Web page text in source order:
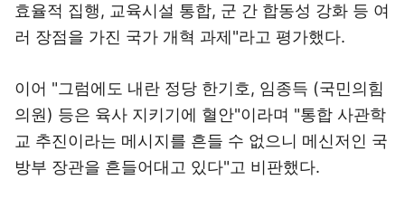
효율적 집행, 교육시설 통합, 군 간 합동성 강화 등 여
러 장점을 가진 국가 개혁 과제"라고 평가했다.
이어 "그럼에도 내란 정당 한기호, 임종득 (국민의힘
의원) 등은 육사 지키기에 혈안"이라며 "통합 사관학
교 추진이라는 메시지를 흔들 수 없으니 메신저인 국
방부 장관을 흔들어대고 있다"고 비판했다.